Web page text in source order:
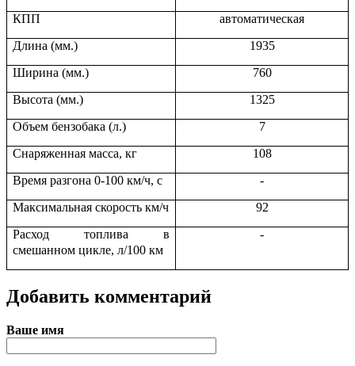
КПП
автоматическая
Длина (мм.)
1935
Ширина (мм.)
760
Высота (мм.)
1325
Объем бензобака (л.)
7
Снаряженная масса, кг
108
Время разгона 0-100 км/ч, с
-
Максимальная скорость км/ч
92
Расход топлива в
смешанном цикле, л/100 км
-
Добавить комментарий
Ваше имя